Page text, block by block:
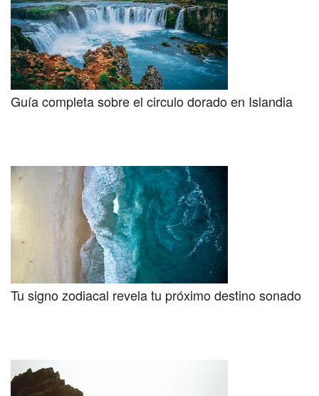
Guía completa sobre el circulo dorado en Islandia
Tu signo zodiacal revela tu próximo destino sonado